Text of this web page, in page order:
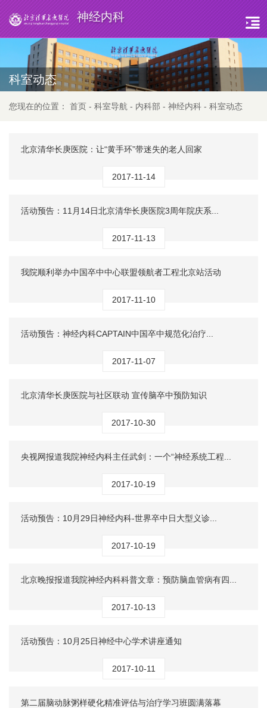
神经内科
科室动态
您现在的位置： 首页 - 科室导航 - 内科部 - 神经内科 - 科室动态
北京清华长庚医院：让“黄手环”带迷失的老人回家
2017-11-14
活动预告：11月14日北京清华长庚医院3周年院庆系...
2017-11-13
我院顺利举办中国卒中中心联盟领航者工程北京站活动
2017-11-10
活动预告：神经内科CAPTAIN中国卒中规范化治疗...
2017-11-07
北京清华长庚医院与社区联动 宣传脑卒中预防知识
2017-10-30
央视网报道我院神经内科主任武剑：一个“神经系统工程...
2017-10-19
活动预告：10月29日神经内科-世界卒中日大型义诊...
2017-10-19
北京晚报报道我院神经内科科普文章：预防脑血管病有四...
2017-10-13
活动预告：10月25日神经中心学术讲座通知
2017-10-11
第二届脑动脉粥样硬化精准评估与治疗学习班圆满落幕